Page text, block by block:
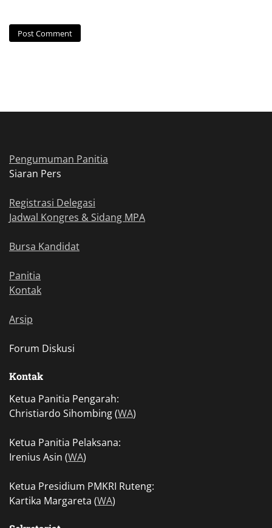
Pengumuman Panitia
Siaran Pers
Registrasi Delegasi
Jadwal Kongres & Sidang MPA
Bursa Kandidat
Panitia
Kontak
Arsip
Forum Diskusi
Kontak
Ketua Panitia Pengarah:
Christiardo Sihombing (WA)
Ketua Panitia Pelaksana:
Irenius Asin (WA)
Ketua Presidium PMKRI Ruteng:
Kartika Margareta (WA)